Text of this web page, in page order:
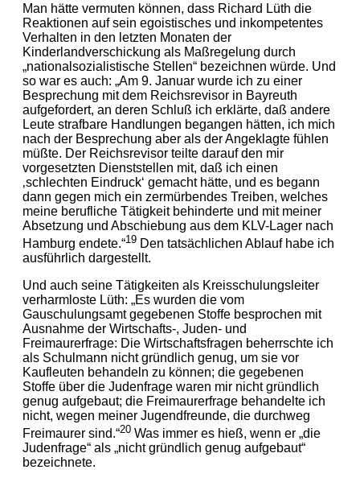
Man hätte vermuten können, dass Richard Lüth die
Reaktionen auf sein egoistisches und inkompetentes
Verhalten in den letzten Monaten der
Kinderlandverschickung als Maßregelung durch
„nationalsozialistische Stellen“ bezeichnen würde. Und
so war es auch: „Am 9. Januar wurde ich zu einer
Besprechung mit dem Reichsrevisor in Bayreuth
aufgefordert, an deren Schluß ich erklärte, daß andere
Leute strafbare Handlungen begangen hätten, ich mich
nach der Besprechung aber als der Angeklagte fühlen
müßte. Der Reichsrevisor teilte darauf den mir
vorgesetzten Dienststellen mit, daß ich einen
‚schlechten Eindruck‘ gemacht hätte, und es begann
dann gegen mich ein zermürbendes Treiben, welches
meine berufliche Tätigkeit behinderte und mit meiner
Absetzung und Abschiebung aus dem KLV-Lager nach
Hamburg endete.“19 Den tatsächlichen Ablauf habe ich
ausführlich dargestellt.
Und auch seine Tätigkeiten als Kreisschulungsleiter
verharmloste Lüth: „Es wurden die vom
Gauschulungsamt gegebenen Stoffe besprochen mit
Ausnahme der Wirtschafts-, Juden- und
Freimaurerfrage: Die Wirtschaftsfragen beherrschte ich
als Schulmann nicht gründlich genug, um sie vor
Kaufleuten behandeln zu können; die gegebenen
Stoffe über die Judenfrage waren mir nicht gründlich
genug aufgebaut; die Freimaurerfrage behandelte ich
nicht, wegen meiner Jugendfreunde, die durchweg
Freimaurer sind.“20 Was immer es hieß, wenn er „die
Judenfrage“ als „nicht gründlich genug aufgebaut“
bezeichnete.